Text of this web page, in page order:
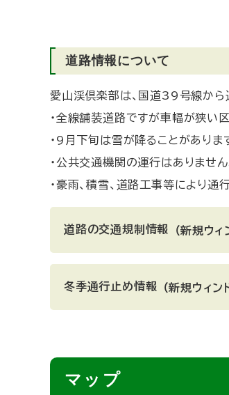
道路情報について
愛山渓倶楽部は、国道39号線か
・全線舗装道路ですが車幅が狭い
・9月下旬は雪が降ることがありま
・公共交通機関の運行はありません
・豪雨、積雪、道路工事等により
道路の交通規制情報
（新規ウ
冬季通行止め情報 （新規ウィン
マップ